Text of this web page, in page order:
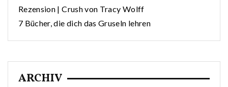
Rezension | Crush von Tracy Wolff
7 Bücher, die dich das Gruseln lehren
ARCHIV